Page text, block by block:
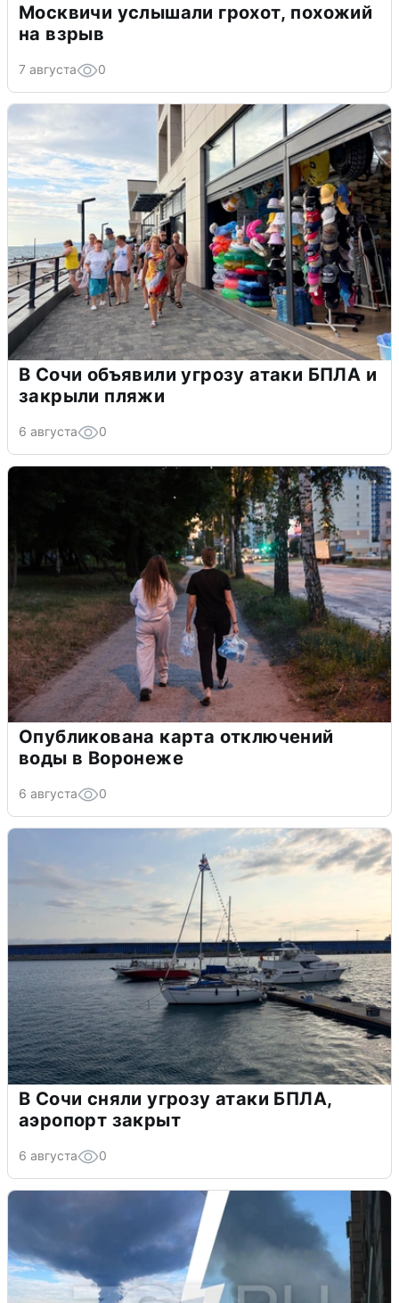
Москвичи услышали грохот, похожий
на взрыв
7 августа 0
В Сочи объявили угрозу атаки БПЛА и
закрыли пляжи
6 августа 0
Опубликована карта отключений
воды в Воронеже
6 августа 0
В Сочи сняли угрозу атаки БПЛА,
аэропорт закрыт
6 августа 0